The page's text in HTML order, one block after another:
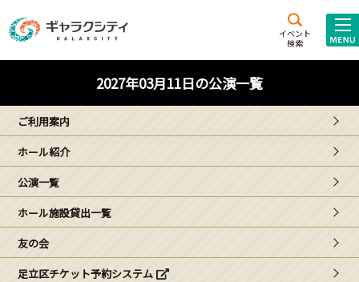
イベント
検索
施設案内
西新井
文化ホール
ギャラクシティとは
こどもみーてぃんぐ
Gがくえん
ブランドからのお知らせ
2027年03月11日の公演一覧
ご利用案内
ホール紹介
公演一覧
ホール施設貸出一覧
友の会
足立区チケット予約システム